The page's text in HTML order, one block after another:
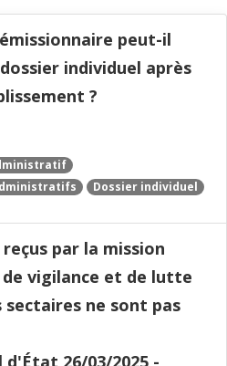
peut-il
individuel après
?
Dossier individuel
par la mission
vigilance et de lutte
ne sont pas
d'État 26/03/2025 -